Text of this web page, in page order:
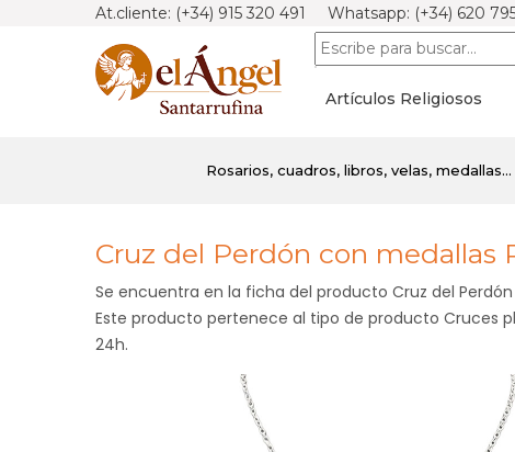
At.cliente: (+34) 915 320 491 Whatsapp: (+34) 620
Artículos Religiosos
Rosarios, cuadros, libros, velas, medallas...
Cruz del Perdón con medallas
Se encuentra en la ficha del producto Cruz del
Este producto pertenece al tipo de producto Cruces
24h.